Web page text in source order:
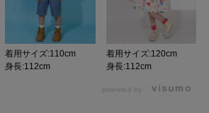
着用サイズ:110cm
身長:112cm
着用サイズ:120cm
身長:112cm
powered by